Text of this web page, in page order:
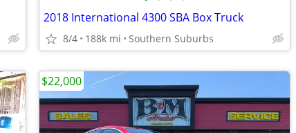
2018 International 4300 SBA Box Truck
8/4 188k mi Southern Suburbs
$22,000